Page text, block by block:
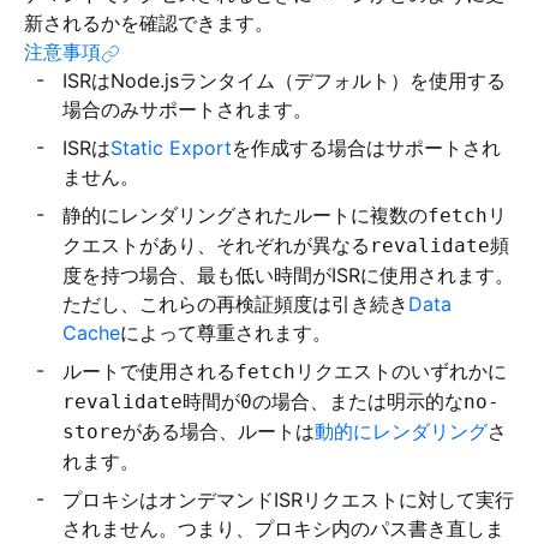
新されるかを確認できます。
注意事項
ISRはNode.jsランタイム（デフォルト）を使用する
場合のみサポートされます。
ISRはStatic Exportを作成する場合はサポートされ
ません。
静的にレンダリングされたルートに複数のfetch リ
クエストがあり、それぞれが異なる revalidate頻
度を持つ場合、最も低い時間がISRに使用されます。
ただし、これらの再検証頻度は引き続き Data
Cacheによって尊重されます。
ルートで使用されるfetch リクエストのいずれかに
revalidate時間が0の場合、または明示的なno-
storeがある場合、ルートは動的にレンダリングさ
れます。
プロキシはオンデマンドISRリクエストに対して実行
されません。つまり、プロキシ内のパス書き直しま